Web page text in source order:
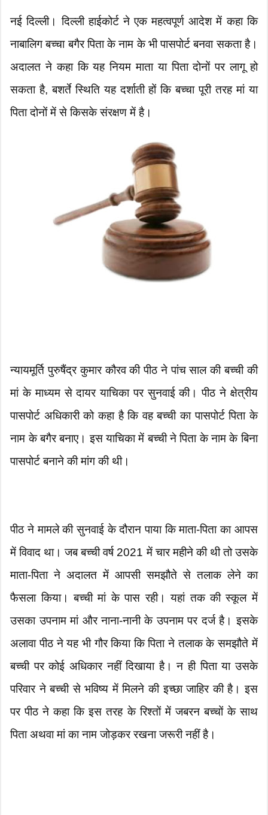
नई दिल्ली। दिल्ली हाईकोर्ट ने एक महत्वपूर्ण आदेश में कहा कि
नाबालिग बच्चा बगैर पिता के नाम के भी पासपोर्ट बनवा सकता है।
अदालत ने कहा कि यह नियम माता या पिता दोनों पर लागू हो
सकता है, बशर्ते स्थिति यह दर्शाती हों कि बच्चा पूरी तरह मां या
पिता दोनों में से किसके संरक्षण में है।
न्यायमूर्ति पुरुषैंद्र कुमार कौरव की पीठ ने पांच साल की बच्ची की
मां के माध्यम से दायर याचिका पर सुनवाई की। पीठ ने क्षेत्रीय
पासपोर्ट अधिकारी को कहा है कि वह बच्ची का पासपोर्ट पिता के
नाम के बगैर बनाए। इस याचिका में बच्ची ने पिता के नाम के बिना
पासपोर्ट बनाने की मांग की थी।
पीठ ने मामले की सुनवाई के दौरान पाया कि माता-पिता का आपस
में विवाद था। जब बच्ची वर्ष 2021 में चार महीने की थी तो उसके
माता-पिता ने अदालत में आपसी समझौते से तलाक लेने का
फैसला किया। बच्ची मां के पास रही। यहां तक की स्कूल में
उसका उपनाम मां और नाना-नानी के उपनाम पर दर्ज है। इसके
अलावा पीठ ने यह भी गौर किया कि पिता ने तलाक के समझौते में
बच्ची पर कोई अधिकार नहीं दिखाया है। न ही पिता या उसके
परिवार ने बच्ची से भविष्य में मिलने की इच्छा जाहिर की है। इस
पर पीठ ने कहा कि इस तरह के रिश्तों में जबरन बच्चों के साथ
पिता अथवा मां का नाम जोड़कर रखना जरूरी नहीं है।